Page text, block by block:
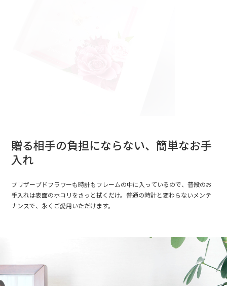
贈る相手の負担にならない、簡単なお手
入れ
プリザーブドフラワーも時計もフレームの中に入っているので、普段のお
手入れは表面のホコリをさっと拭くだけ。普通の時計と変わらないメンテ
ナンスで、永くご愛用いただけます。